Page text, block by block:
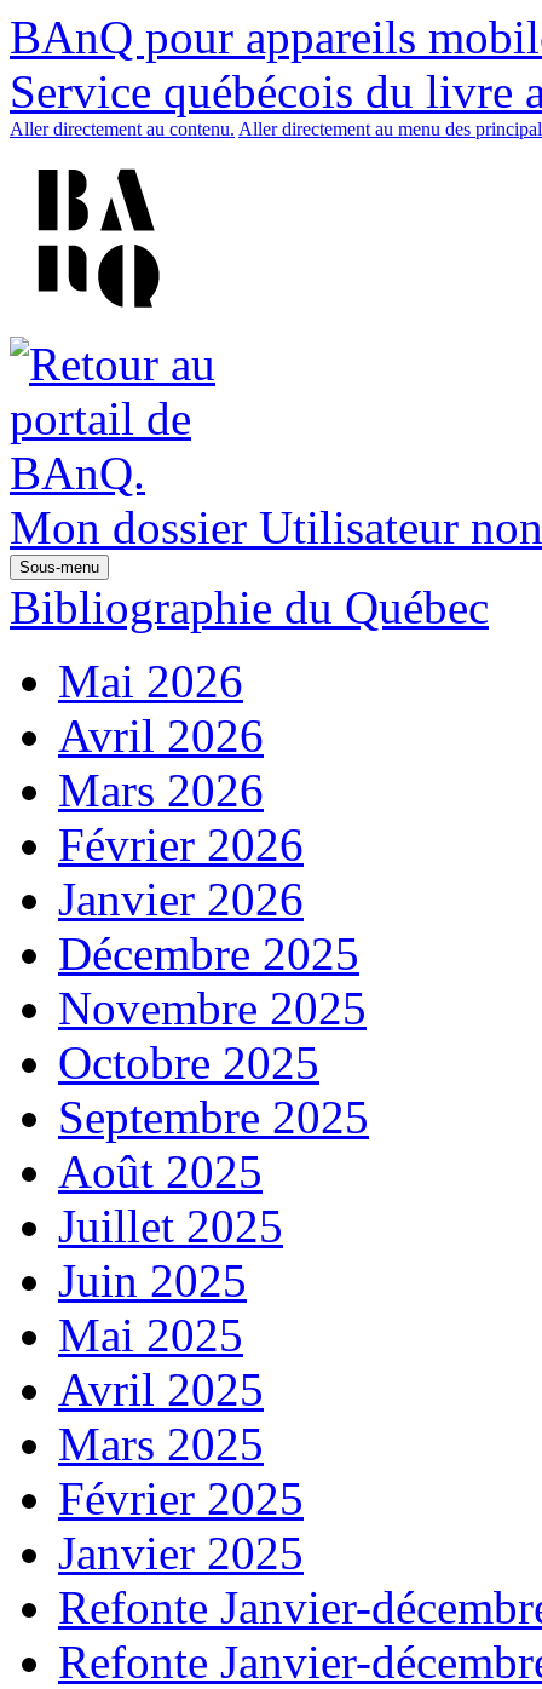
BAnQ pour appareils
Service québécois du livre
Aller directement au contenu. Aller directement au menu des
Mon dossier Utilisateur
Sous-menu
Bibliographie du Québec
Mai 2026
Avril 2026
Mars 2026
Février 2026
Janvier 2026
Décembre 2025
Novembre 2025
Octobre 2025
Septembre 2025
Août 2025
Juillet 2025
Juin 2025
Mai 2025
Avril 2025
Mars 2025
Février 2025
Janvier 2025
Refonte Janvier-
Refonte Janvier-